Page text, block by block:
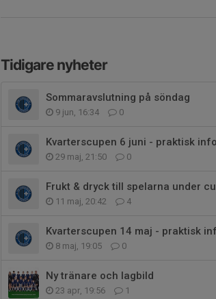
Tidigare nyheter
Sommaravslutning på söndag
9 jun, 16:34 0
Kvarterscupen 6 juni - praktisk
29 maj, 21:50 0
Frukt & dryck till spelarna under
11 maj, 20:42 4
Kvarterscupen 14 maj - praktisk
8 maj, 19:05 0
Ny tränare och lagbild
23 apr, 19:56 1